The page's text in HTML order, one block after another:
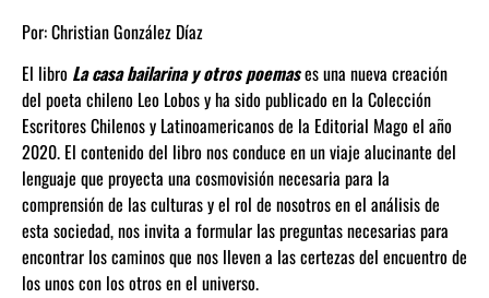
Por:Christian González Díaz
El libro La casa bailarina y otros poemases una nueva creación
del poeta chileno Leo Lobos y ha sido publicado en la Colección
Escritores Chilenos y Latinoamericanos de la Editorial Mago el año
2020. El contenido del libro nos conduce en un viaje alucinante del
lenguaje que proyecta una cosmovisión necesaria para la
comprensión de las culturas y el rol de nosotros en el análisis de
esta sociedad, nos invita a formular las preguntas necesarias para
encontrar los caminos que nos lleven a las certezas del encuentro de
los unos con los otros en el universo.